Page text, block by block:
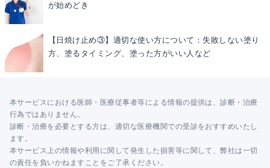
が始めどき
【日焼け止め③】適切な使い方について：失敗しない塗り
方、塗るタイミング、塗った方がいい人など
本サービスにおける医師・医療従事者等による情報の提供は、診断・治療
行為ではありません。
診断・治療を必要とする方は、適切な医療機関での受診をおすすめいたし
ます。
本サービス上の情報や利用に関して発生した損害等に関して、弊社は一切
の責任を負いかねますことをご了承ください。